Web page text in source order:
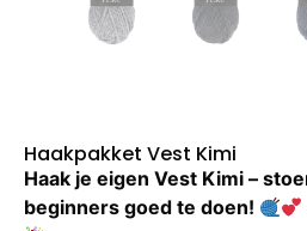
Haakpakket Vest Kimi
Haak je eigen Vest Kimi –
beginners goed te doen!